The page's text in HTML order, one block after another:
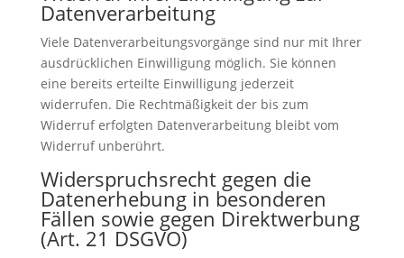
Datenverarbeitung
Viele Datenverarbeitungsvorgänge sind nur mit Ihrer
ausdrücklichen Einwilligung möglich. Sie können
eine bereits erteilte Einwilligung jederzeit
widerrufen. Die Rechtmäßigkeit der bis zum
Widerruf erfolgten Datenverarbeitung bleibt vom
Widerruf unberührt.
Widerspruchsrecht gegen die
Datenerhebung in besonderen
Fällen sowie gegen Direktwerbung
(Art. 21 DSGVO)